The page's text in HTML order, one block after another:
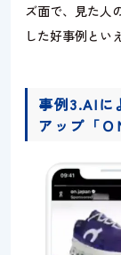
ズ面で、見た人
した好事例とい
事例3.AIに
アップ「Ｏ